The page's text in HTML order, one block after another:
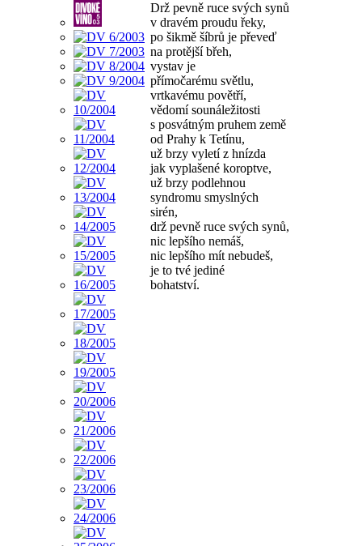
Drž pevně ruce svých synů
v dravém proudu řeky,
po šikmě šíbrů je převeď
na protější břeh,
vystav je
přímočarému světlu,
vrtkavému povětří,
vědomí sounáležitosti
s posvátným pruhem země
od Prahy k Tetínu,
už brzy vyletí z hnízda
jak vyplašené koroptve,
už brzy podlehnou
syndromu smyslných
sirén,
drž pevně ruce svých synů,
nic lepšího nemáš,
nic lepšího mít nebudeš,
je to tvé jediné
bohatství.